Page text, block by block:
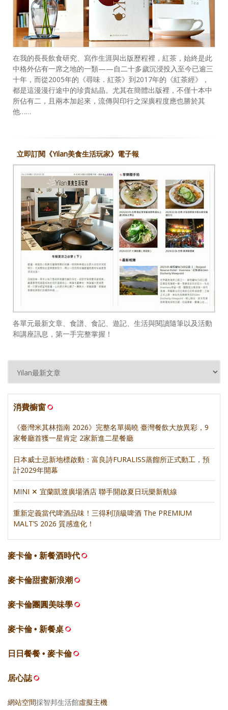
在我的長長飲食研究、寫作生涯與出版歷程裡，紅茶，始終是此
中格外佔有一席之地的一類——自二十多歲沉浸投入至今已逾三
十年，而從2005年的《尋味．紅茶》到2017年的《紅茶經》，
都是這漫漫行途中的珍貴結晶。尤其在簡體出版裡，不僅十本中
所佔有二，且兩本加起來，流傳與印行之深廣程度應也勝於其
他……
立即訂閱《Yilan美食生活玩家》電子報
各單元最新文章、食譜、食記、遊記、生活與閱讀隨筆以及活動
和講座訊息，第一手完整掌握！
消費櫥窗
《臺灣米其林指南 2026》完整名單揭曉 臺灣餐飲大放異彩，9
家餐廳首獲一星肯定 2家新進二星餐廳
日本威士忌新地標啟動：富良詩FURALISS蒸餾所正式動工，預
計2029年開幕
MINI ✕ 宜蘭凱渡廣場酒店 聯手開啟夏日玩樂新航線
重新定義當代啤酒品味！三得利頂級啤酒 The PREMIUM
MALT’S 2026 質感進化！
麥卡倫 • 新餐酒時代
麥卡倫甜蜜新浪潮
麥卡倫團圓美味學
麥卡倫 • 新餐桌
日日餐餐 • 麥卡倫
居心誌
網站空間採智邦生活館虛擬主機